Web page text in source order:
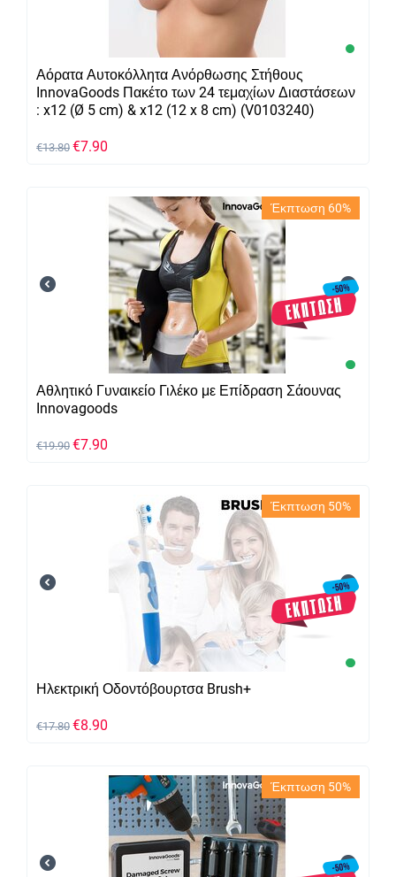
Αόρατα Αυτοκόλλητα Ανόρθωσης Στήθους
InnovaGoods Πακέτο των 24 τεμαχίων Διαστάσεων
: x12 (Ø 5 cm) & x12 (12 x 8 cm) (V0103240)
€13.80 €7.90
Έκπτωση 60%
Αθλητικό Γυναικείο Γιλέκο με Επίδραση Σάουνας
Innovagoods
€19.90 €7.90
Έκπτωση 50%
Ηλεκτρική Οδοντόβουρτσα Brush+
€17.80 €8.90
Έκπτωση 50%